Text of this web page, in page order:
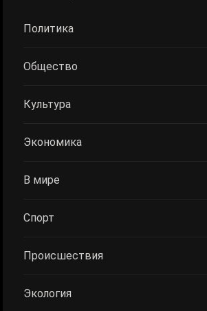
Политика
Общество
Культура
Экономика
В мире
Спорт
Происшествия
Экология